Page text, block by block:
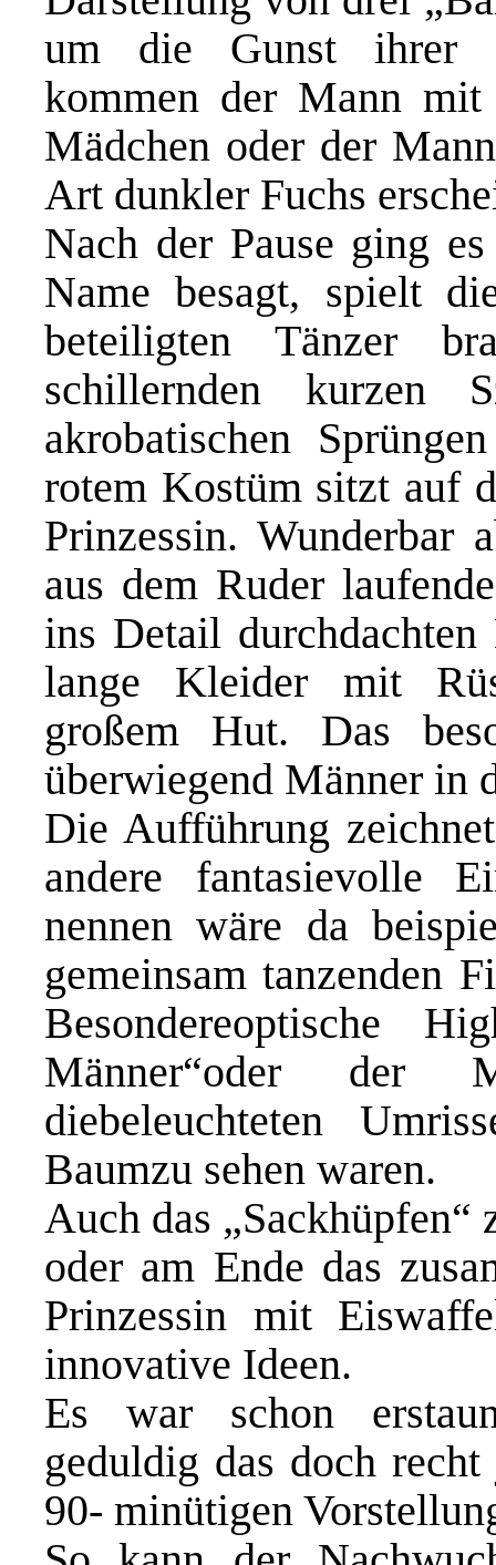
um die Gunst ihrer
kommen der Mann mit
Mädchen oder der
Art dunkler Fuchs
Nach der Pause ging
Namebesagt, spielt
beteiligten Tänzer
schillernden kurzen
akrobatischen
rotem Kostüm sitzt auf
Prinzessin. Wunderbar
aus dem Ruder
ins Detail
lange Kleider mit
großem Hut. Das
überwiegend Männer in
Die Aufführung
andere fantasievolle
nennen wäre da
gemeinsam tanzenden
Besondereoptische
Männer“oder der
diebeleuchteten
Baumzu sehen waren.
Auch das
oder am Ende das
Prinzessin mit
innovative Ideen.
Es war schon
geduldig das doch
90- minütigen